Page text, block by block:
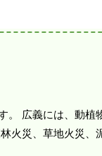
。 広義には、動
火災、草地火災、